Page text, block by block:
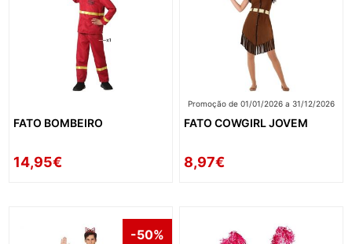
FATO BOMBEIRO
14,95€
Promoção de 01/01/2026 a 31/12/2026
FATO COWGIRL JOVEM
8,97€
-50%